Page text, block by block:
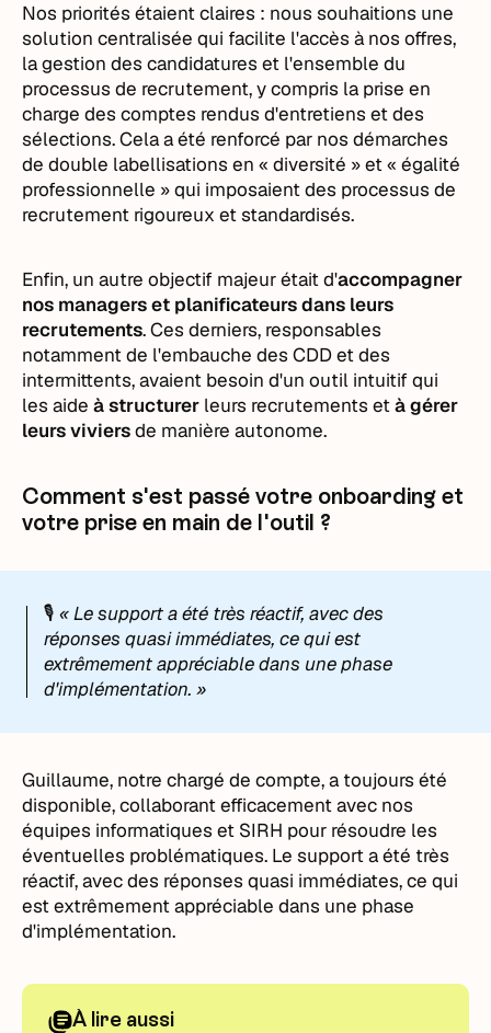
Nos priorités étaient claires : nous souhaitions une
solution centralisée qui facilite l'accès à nos offres,
la gestion des candidatures et l'ensemble du
processus de recrutement, y compris la prise en
charge des comptes rendus d'entretiens et des
sélections. Cela a été renforcé par nos démarches
de double labellisations en « diversité » et « égalité
professionnelle » qui imposaient des processus de
recrutement rigoureux et standardisés.
Enfin, un autre objectif majeur était d'accompagner
nos managers et planificateurs dans leurs
recrutements. Ces derniers, responsables
notamment de l'embauche des CDD et des
intermittents, avaient besoin d'un outil intuitif qui
les aideà structurer leurs recrutements età gérer
leurs viviersde manière autonome.
Comment s'est passé votre onboarding et
votre prise en main de l'outil ?
🎙️ « Le support a été très réactif, avec des
réponses quasi immédiates, ce qui est
extrêmement appréciable dans une phase
d'implémentation. »
Guillaume, notre chargé de compte, a toujours été
disponible, collaborant efficacement avec nos
équipes informatiques et SIRH pour résoudre les
éventuelles problématiques. Le support a été très
réactif, avec des réponses quasi immédiates, ce qui
est extrêmement appréciable dans une phase
d'implémentation.
À lire aussi